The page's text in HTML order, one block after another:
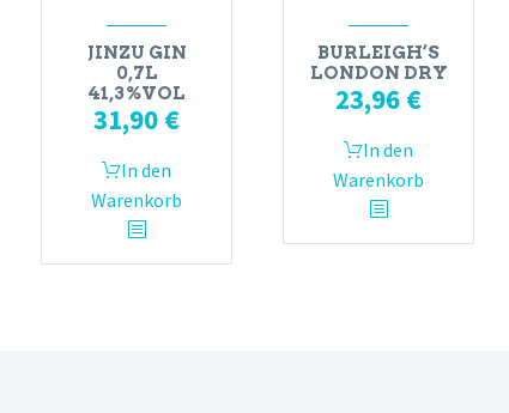
JINZU GIN
0,7L
41,3%VOL
31,90 €
In den
Warenkorb
BURLEIGH’S
LONDON DRY
23,96 €
In den
Warenkorb